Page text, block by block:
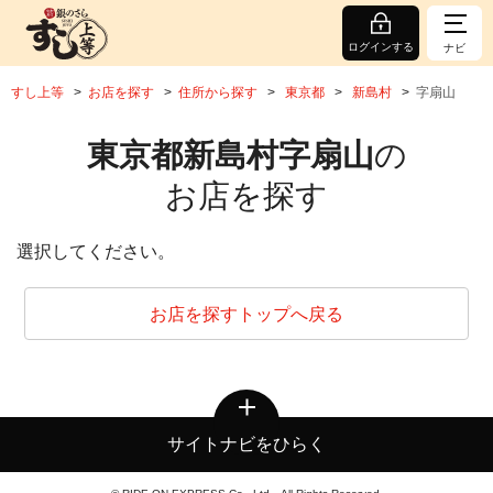
ログインする ナビ
すし上等 お店を探す 住所から探す 東京都 新島村 字扇山
東京都新島村字扇山の
お店を探す
選択してください。
お店を探すトップへ戻る
サイトナビをひらく